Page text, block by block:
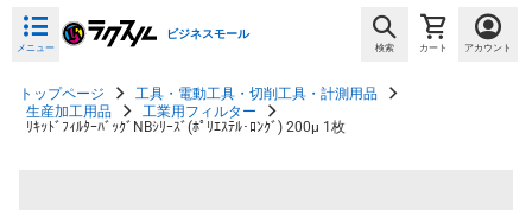
メニュー
ビジネスモール
検索 カート アカウント
トップページ
工具・電動工具・切削工具・計測用品
生産加工用品
工業用フィルター
ﾘｷｯﾄﾞﾌｨﾙﾀｰﾊﾞｯｸﾞNBｼﾘｰｽﾞ(ﾎﾟﾘｴｽﾃﾙ･ﾛﾝｸﾞ) 200μ 1枚